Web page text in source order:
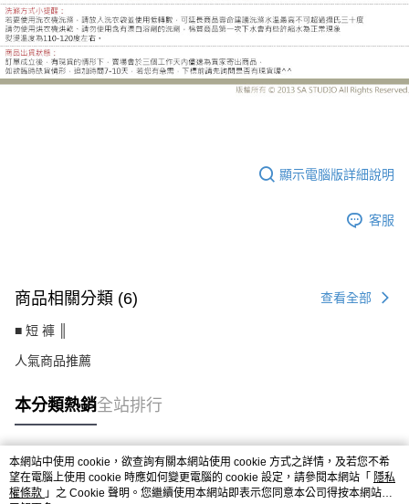
顯示電腦版詳細說明
客服
商品相關分類 (6) 查看全部
■ 短 褲 ║
人氣商品推薦
本分類熱銷全站排行
熱門標籤
本網站中使用 cookie，欲查詢有關本網站使用 cookie 方式之詳情，及若您不希
望在電腦上使用 cookie 時應如何變更電腦的 cookie 設定，請參閱本網站「 隱私
權條款 」之 Cookie 聲明。您繼續使用本網站即表示您同意本公司得按本網站使